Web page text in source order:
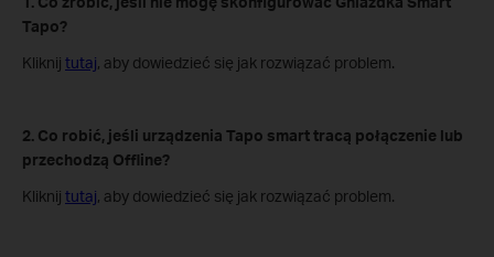
Tapo?
Kliknij tutaj, aby dowiedzieć się jak rozwiązać problem.
2. Co robić, jeśli urządzenia Tapo smart tracą połączenie lub
przechodzą Offline?
Kliknij tutaj, aby dowiedzieć się jak rozwiązać problem.